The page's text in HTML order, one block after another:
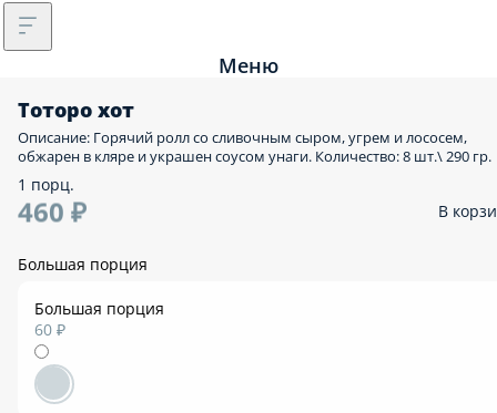
Меню
Тоторо хот
Описание: Горячий ролл со сливочным сыром, угрем и лососем,
обжарен в кляре и украшен соусом унаги. Количество: 8 шт.\ 290 гр.
1 порц.
460 ₽ В
Большая порция
Большая порция
60 ₽